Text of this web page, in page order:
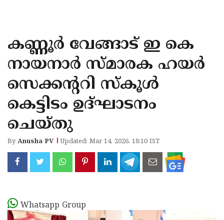
KANNUR
KASARAGOD
കണ്ണൂർ വേങ്ങാട് ഇ കെ
നായനാർ സ്മാരക ഹയർ
സെക്കന്ററി സ്‌കൂൾ
കെട്ടിടം ഉദ്ഘാടനം
ചെയ്തു
ByAnusha PV Updated: Mar 14, 2026, 18:10 IST
Whatsapp Group